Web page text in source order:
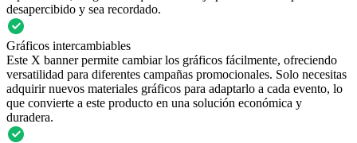
desapercibido y sea recordado.
Gráficos intercambiables
Este X banner permite cambiar los gráficos fácilmente, ofreciendo
versatilidad para diferentes campañas promocionales. Solo necesitas
adquirir nuevos materiales gráficos para adaptarlo a cada evento, lo
que convierte a este producto en una solución económica y
duradera.